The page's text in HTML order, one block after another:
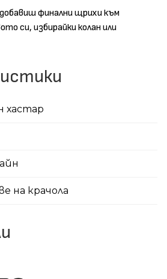
финални щрихи към
си, избирайки колан или
хастар
на крачола